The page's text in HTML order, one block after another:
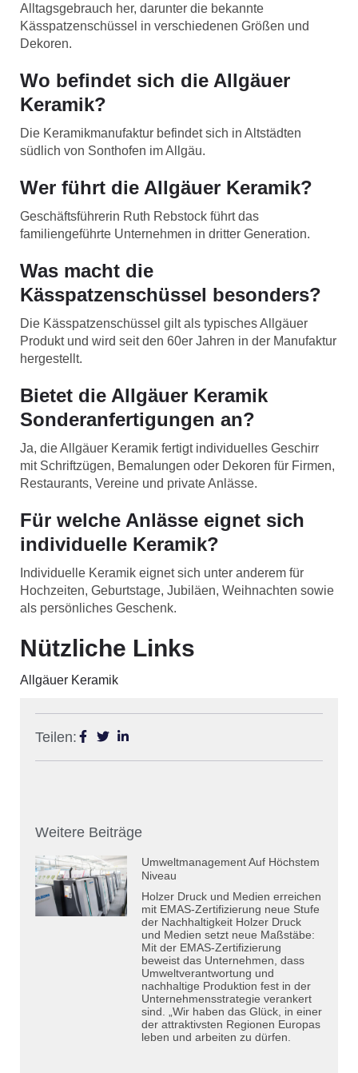
Alltagsgebrauch her, darunter die bekannte
Kässpatzenschüssel in verschiedenen Größen und
Dekoren.
Wo befindet sich die Allgäuer
Keramik?
Die Keramikmanufaktur befindet sich in Altstädten
südlich von Sonthofen im Allgäu.
Wer führt die Allgäuer Keramik?
Geschäftsführerin Ruth Rebstock führt das
familiengeführte Unternehmen in dritter Generation.
Was macht die
Kässpatzenschüssel besonders?
Die Kässpatzenschüssel gilt als typisches Allgäuer
Produkt und wird seit den 60er Jahren in der Manufaktur
hergestellt.
Bietet die Allgäuer Keramik
Sonderanfertigungen an?
Ja, die Allgäuer Keramik fertigt individuelles Geschirr
mit Schriftzügen, Bemalungen oder Dekoren für Firmen,
Restaurants, Vereine und private Anlässe.
Für welche Anlässe eignet sich
individuelle Keramik?
Individuelle Keramik eignet sich unter anderem für
Hochzeiten, Geburtstage, Jubiläen, Weihnachten sowie
als persönliches Geschenk.
Nützliche Links
Allgäuer Keramik
Teilen:
Weitere Beiträge
Umweltmanagement Auf Höchstem
Niveau
Holzer Druck und Medien erreichen
mit EMAS-Zertifizierung neue Stufe
der Nachhaltigkeit Holzer Druck
und Medien setzt neue Maßstäbe:
Mit der EMAS-Zertifizierung
beweist das Unternehmen, dass
Umweltverantwortung und
nachhaltige Produktion fest in der
Unternehmensstrategie verankert
sind. „Wir haben das Glück, in einer
der attraktivsten Regionen Europas
leben und arbeiten zu dürfen.